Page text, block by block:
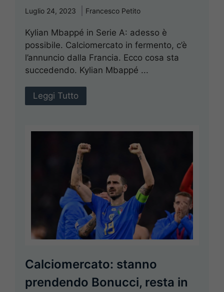
Luglio 24, 2023 Francesco Petito
Kylian Mbappé in Serie A: adesso è
possibile. Calciomercato in fermento, c’è
l’annuncio dalla Francia. Ecco cosa sta
succedendo. Kylian Mbappé ...
Leggi Tutto
Calciomercato: stanno
prendendo Bonucci, resta in